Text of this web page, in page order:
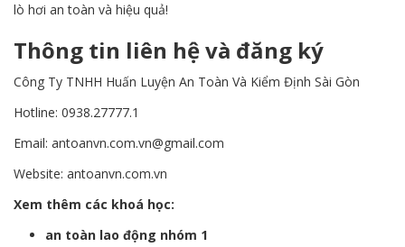
lò hơi an toàn và hiệu quả!
Thông tin liên hệ và đăng ký
Công Ty TNHH Huấn Luyện An Toàn Và Kiểm Định Sài Gòn
Hotline: 0938.27777.1
Email: antoanvn.com.vn@gmail.com
Website: antoanvn.com.vn
Xem thêm các khoá học:
an toàn lao động nhóm 1